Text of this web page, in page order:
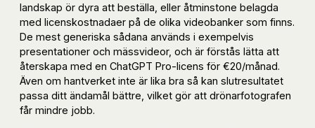
landskap ör dyra att beställa, eller åtminstone belagda
med licenskostnadaer på de olika videobanker som finns.
De mest generiska sådana används i exempelvis
presentationer och mässvideor, och är förstås lätta att
återskapa med en ChatGPT Pro-licens för €20/månad.
Även om hantverket inte är lika bra så kan slutresultatet
passa ditt ändamål bättre, vilket gör att drönarfotografen
får mindre jobb.